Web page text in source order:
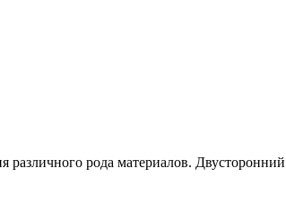
рода материалов.